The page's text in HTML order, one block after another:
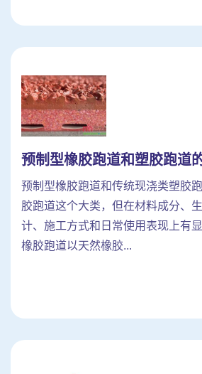
预制型橡胶跑道和塑胶跑道
预制型橡胶跑道和传统现浇类塑胶
胶跑道这个大类，但在材料成分、
计、施工方式和日常使用表现上有
橡胶跑道以天然橡胶...